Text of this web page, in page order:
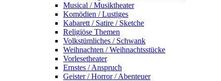
Musical / Musiktheater
Komödien / Lustiges
Kabarett / Satire / Sketche
Religiöse Themen
Volkstümliches / Schwank
Weihnachten / Weihnachtsstücke
Vorlesetheater
Ernstes / Anspruch
Geister / Horror / Abenteuer